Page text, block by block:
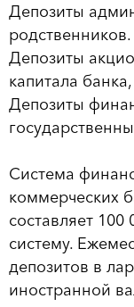
Депозиты
родственников.
Депозиты
капитала
Депозиты
Система
коммерческих
составляет
систему.
депозитов в
иностранной